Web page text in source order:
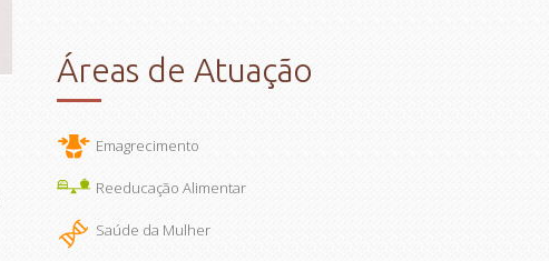
Áreas de Atuação
Emagrecimento
Reeducação Alimentar
Saúde da Mulher